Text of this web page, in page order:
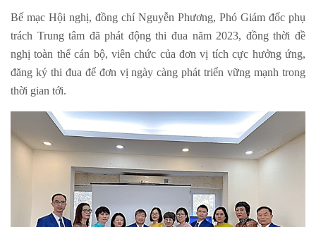
Bế mạc Hội nghị, đồng chí Nguyễn Phương, Phó Giám đốc phụ
trách Trung tâm đã phát động thi đua năm 2023, đồng thời đề
nghị toàn thể cán bộ, viên chức của đơn vị tích cực hưởng ứng,
đăng ký thi đua để đơn vị ngày càng phát triển vững mạnh trong
thời gian tới.